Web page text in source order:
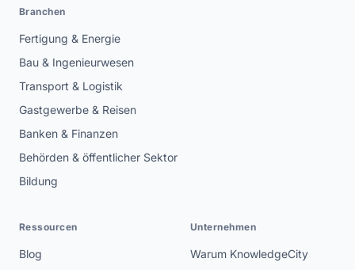
Branchen
Fertigung & Energie
Bau & Ingenieurwesen
Transport & Logistik
Gastgewerbe & Reisen
Banken & Finanzen
Behörden & öffentlicher Sektor
Bildung
Ressourcen
Blog
Unternehmen
Warum KnowledgeCity